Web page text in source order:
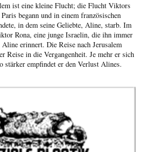
ist eine kleine Flucht; die Flucht Viktors
begann und in einem französischen
in dem seine Geliebte, Aline, starb. Im
Rona, eine junge Israelin, die ihn immer
erinnert. Die Reise nach Jerusalem
Reise in die Vergangenheit. Je mehr er sich
stärker empfindet er den Verlust Alines.